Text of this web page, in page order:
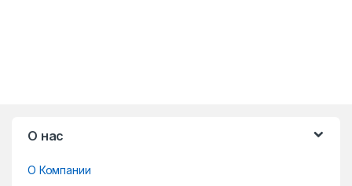
О нас
О Компании